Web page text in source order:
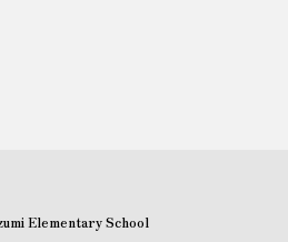
Elementary School